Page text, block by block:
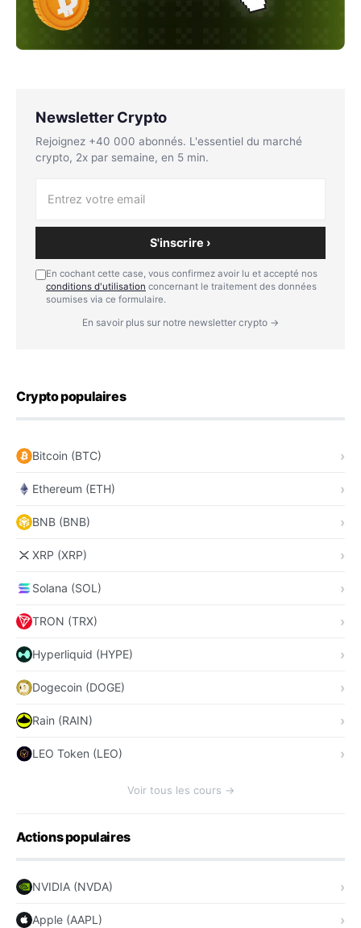
Newsletter Crypto
Rejoignez +40 000 abonnés. L'essentiel du marché
crypto, 2x par semaine, en 5 min.
S'inscrire ›
En cochant cette case, vous confirmez avoir lu et accepté nos
conditions d'utilisation concernant le traitement des données
soumises via ce formulaire.
En savoir plus sur notre newsletter crypto →
Crypto populaires
Bitcoin (BTC)
Ethereum (ETH)
BNB (BNB)
XRP (XRP)
Solana (SOL)
TRON (TRX)
Hyperliquid (HYPE)
Dogecoin (DOGE)
Rain (RAIN)
LEO Token (LEO)
Voir tous les cours →
Actions populaires
NVIDIA (NVDA)
Apple (AAPL)